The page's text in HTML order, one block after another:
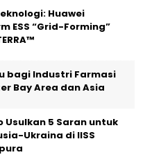
Huawei
ESS “Grid-Forming”
bagi Industri Farmasi
Bay Area dan Asia
Usulkan 5 Saran untuk
Ukraina di IISS